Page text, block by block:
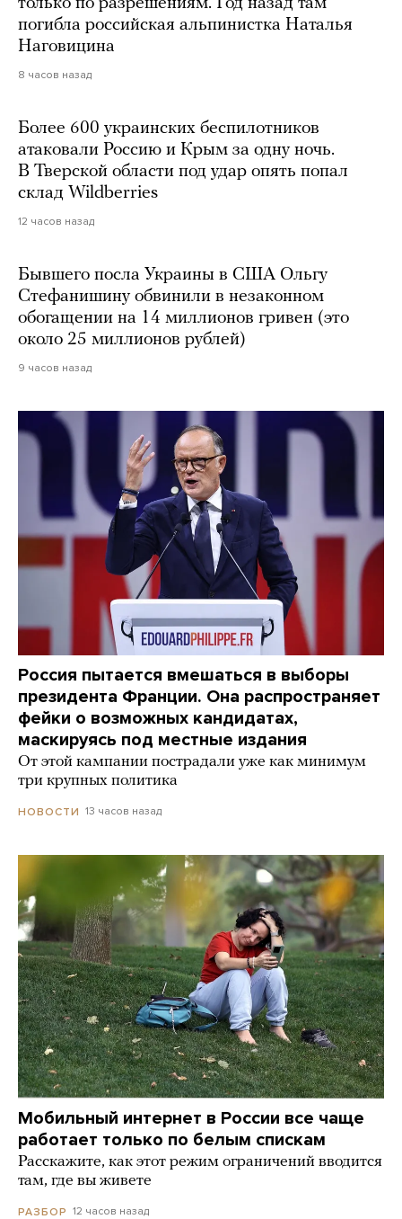
только по разрешениям. Год назад там
погибла российская альпинистка Наталья
Наговицина
8 часов назад
Более 600 украинских беспилотников
атаковали Россию и Крым за одну ночь.
В Тверской области под удар опять попал
склад Wildberries
12 часов назад
Бывшего посла Украины в США Ольгу
Стефанишину обвинили в незаконном
обогащении на 14 миллионов гривен (это
около 25 миллионов рублей)
9 часов назад
Россия пытается вмешаться в выборы
президента Франции. Она распространяет
фейки о возможных кандидатах,
маскируясь под местные издания
От этой кампании пострадали уже как минимум
три крупных политика
НОВОСТИ 13 часов назад
Мобильный интернет в России все чаще
работает только по белым спискам
Расскажите, как этот режим ограничений вводится
там, где вы живете
РАЗБОР 12 часов назад